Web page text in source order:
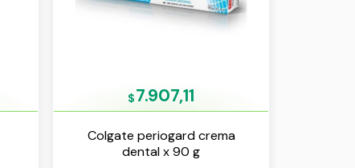
$7.907,11
Colgate periogard crema
dental x 90 g